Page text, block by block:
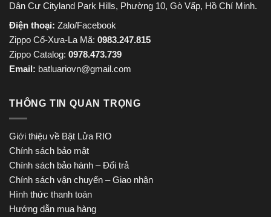
Dân Cư Cityland Park Hills, Phường 10, Gò Vấp, Hồ Chí Minh.
Điện thoại: Zalo/Facebook
Zippo Cổ-Xưa-La Mã: 0983.247.815
Zippo Catalog: 0978.473.739
Email: batluariovn@gmail.com
THÔNG TIN QUAN TRỌNG
Giới thiệu về Bật Lửa RIO
Chính sách bảo mật
Chính sách bảo hành – Đổi trả
Chính sách vận chuyển – Giao nhận
Hình thức thanh toán
Hướng dẫn mua hàng